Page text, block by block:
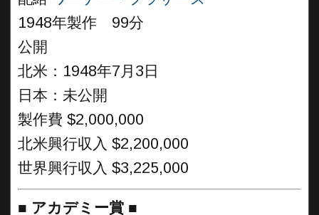
1948年製作 99分
公開
北米：1948年7月3日
日本：未公開
製作費 $2,000,000
北米興行収入 $2,200,000
世界興行収入 $3,225,000
■ アカデミー賞 ■